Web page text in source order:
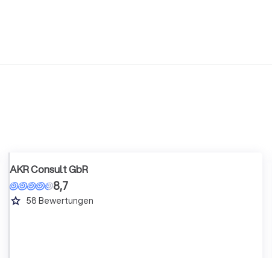
AKR Consult GbR
8,7
grade 58 Bewertungen